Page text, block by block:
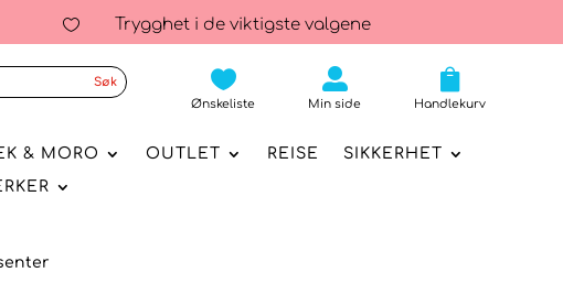
 Trygghet i de viktigste valgene

Ønskeliste

Min side

Handlekurv
& MORO OUTLET REISE
SIKKERHET